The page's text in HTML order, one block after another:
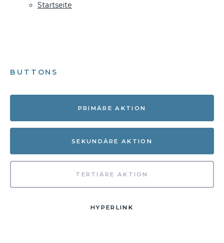
Startseite
BUTTONS
PRIMÄRE AKTION
SEKUNDÄRE AKTION
TERTIÄRE AKTION
HYPERLINK